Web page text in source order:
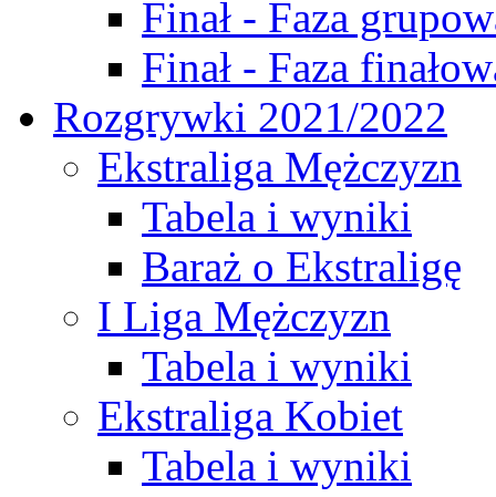
Finał - Faza
Finał - Faza
Rozgrywki 2021/2022
Ekstraliga Mężczyzn
Tabela i wyniki
Baraż o Ekstraligę
I Liga Mężczyzn
Tabela i wyniki
Ekstraliga Kobiet
Tabela i wyniki